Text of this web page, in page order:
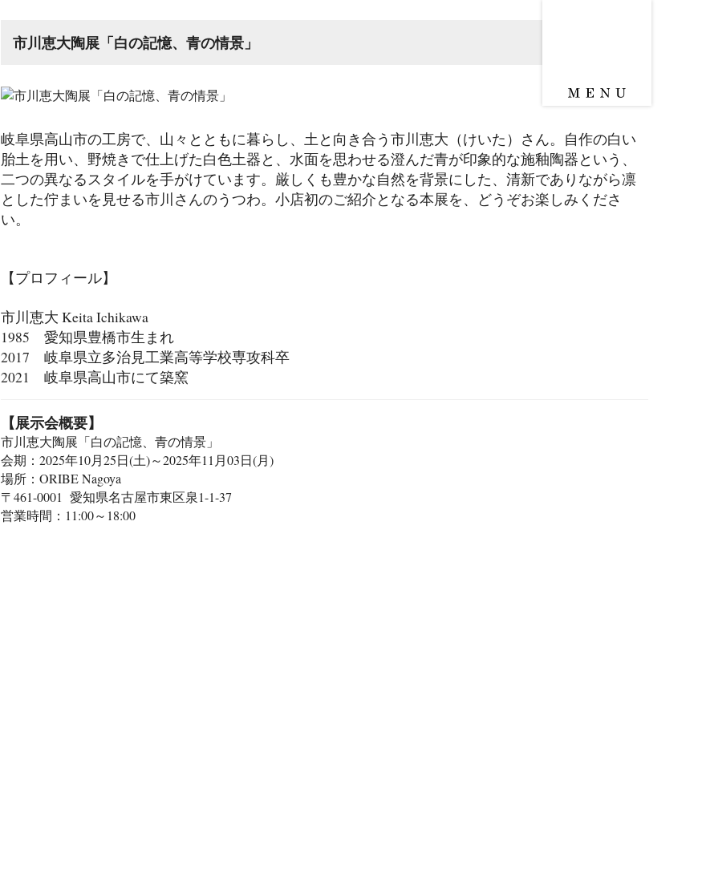
市川恵大陶展「白の記憶、青の情景」
岐阜県高山市の工房で、山々とともに暮らし、土と向き合う市川恵大（けいた）さん。自作の白い
胎土を用い、野焼きで仕上げた白色土器と、水面を思わせる澄んだ青が印象的な施釉陶器という、
二つの異なるスタイルを手がけています。厳しくも豊かな自然を背景にした、清新でありながら凛
とした佇まいを見せる市川さんのうつわ。小店初のご紹介となる本展を、どうぞお楽しみくださ
い。
【プロフィール】
市川恵大 Keita Ichikawa
1985 愛知県豊橋市生まれ
2017 岐阜県立多治見工業高等学校専攻科卒
2021 岐阜県高山市にて築窯
【展示会概要】
市川恵大陶展「白の記憶、青の情景」
会期：2025年10月25日(土)～2025年11月03日(月)
場所：ORIBE Nagoya
〒461-0001 愛知県名古屋市東区泉1-1-37
営業時間：11:00～18:00